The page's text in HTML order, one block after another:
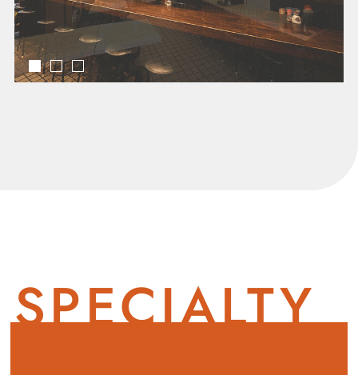
SPECIALTY